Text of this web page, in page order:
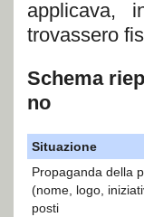
applicava,
trovassero
Schema
no
Situazione
Propaganda della
(nome, logo,
posti